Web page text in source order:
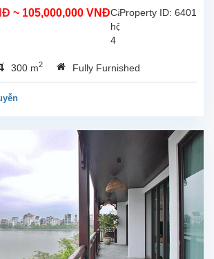
~ 105,000,000 VNĐ Property ID: 6401
Căn
hộ
4
ngủ
hoàn
đại,
ban
công
view
Hồ
cho
thuê
300 m2 Fully Furnished